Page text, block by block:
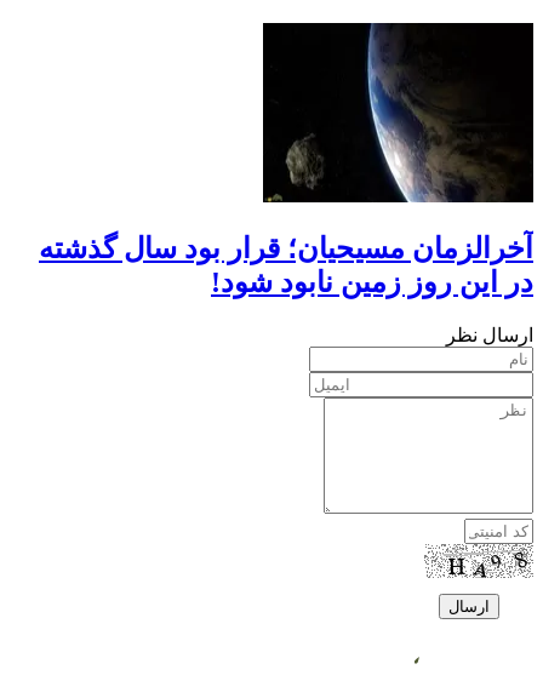
آخرالزمان مسیحیان؛ قرار بود سال گذشته
در این روز زمین نابود شود!
ارسال نظر